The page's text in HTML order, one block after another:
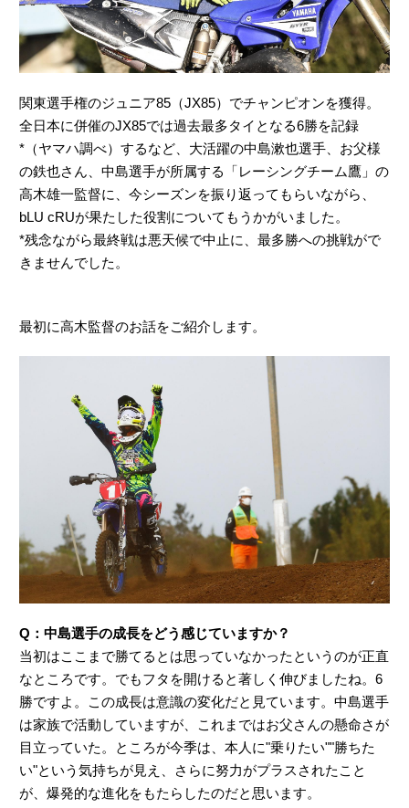
関東選手権のジュニア85（JX85）でチャンピオンを獲得。
全日本に併催のJX85では過去最多タイとなる6勝を記録
*（ヤマハ調べ）するなど、大活躍の中島漱也選手、お父様
の鉄也さん、中島選手が所属する「レーシングチーム鷹」の
高木雄一監督に、今シーズンを振り返ってもらいながら、
bLU cRUが果たした役割についてもうかがいました。
*残念ながら最終戦は悪天候で中止に、最多勝への挑戦がで
きませんでした。
最初に高木監督のお話をご紹介します。
Q：中島選手の成長をどう感じていますか？
当初はここまで勝てるとは思っていなかったというのが正直
なところです。でもフタを開けると著しく伸びましたね。6
勝ですよ。この成長は意識の変化だと見ています。中島選手
は家族で活動していますが、これまではお父さんの懸命さが
目立っていた。ところが今季は、本人に"乗りたい""勝ちた
い"という気持ちが見え、さらに努力がプラスされたこと
が、爆発的な進化をもたらしたのだと思います。